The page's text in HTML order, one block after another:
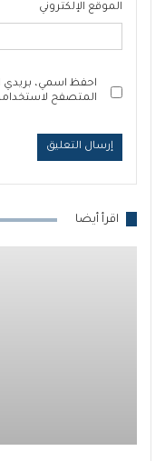
الموقع الإلكتروني
احفظ اسمي، بريدي
المتصفح
اقرأ أيضا